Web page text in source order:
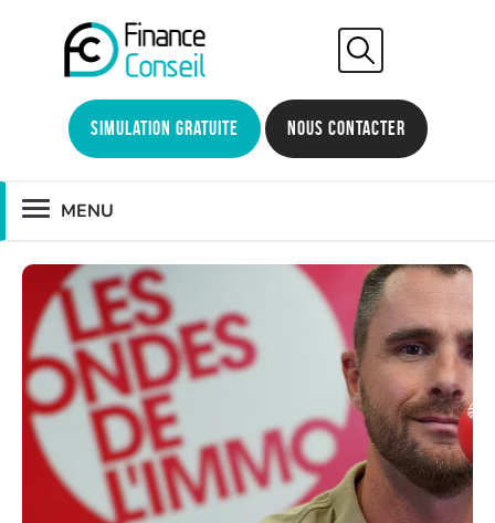
Simulation gratuite Nous contacter
MENU